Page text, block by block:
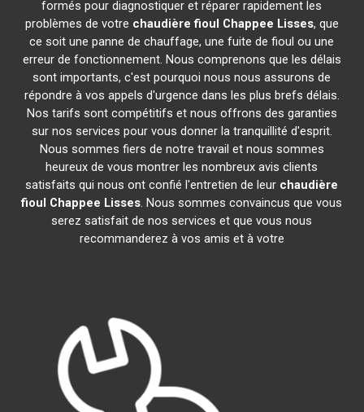
formés pour diagnostiquer et réparer rapidement les
problèmes de votre chaudière fioul Chappee Lisses, que
ce soit une panne de chauffage, une fuite de fioul ou une
erreur de fonctionnement. Nous comprenons que les délais
sont importants, c'est pourquoi nous nous assurons de
répondre à vos appels d'urgence dans les plus brefs délais.
Nos tarifs sont compétitifs et nous offrons des garanties
sur nos services pour vous donner la tranquillité d'esprit.
Nous sommes fiers de notre travail et nous sommes
heureux de vous montrer les nombreux avis clients
satisfaits qui nous ont confié l'entretien de leur chaudière
fioul Chappee Lisses. Nous sommes convaincus que vous
serez satisfait de nos services et que vous nous
recommanderez à vos amis et à votre